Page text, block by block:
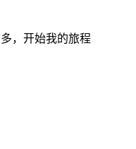
， 开始我的旅程